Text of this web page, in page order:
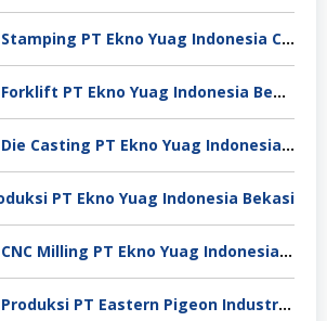
Operator Stamping PT Ekno Yuag Indonesia Cikarang
Operator Forklift PT Ekno Yuag Indonesia Bekasi
Operator Die Casting PT Ekno Yuag Indonesia Bekasi
PT Ekno Yuag Indonesia Bekasi
Operator CNC Milling PT Ekno Yuag Indonesia Bekasi
Operator Produksi PT Eastern Pigeon Industry Deli Serdang